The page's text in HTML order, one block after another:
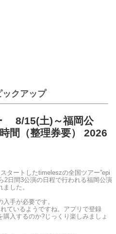
クアップ
8/15(土)～福岡公
間（整理券要） 2026
タートしたtimeleszの全国ツアー”epi
2日間3公演の日程で行われる福岡公演
した。
手が必要です。
ているようですね。アプリで登録
入するのか?じっくり楽しみましょ